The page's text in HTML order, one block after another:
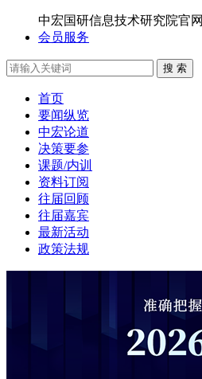
中宏国研信息技术研究院官网
会员服务
搜 索
首页
要闻纵览
中宏论道
决策要参
课题/内训
资料订阅
往届回顾
往届嘉宾
最新活动
政策法规